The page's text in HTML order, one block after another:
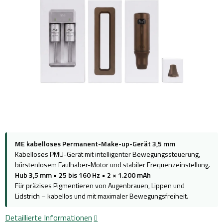
ME kabelloses Permanent-Make-up-Gerät 3,5 mm
Kabelloses PMU-Gerät mit intelligenter Bewegungssteuerung,
bürstenlosem Faulhaber-Motor und stabiler Frequenzeinstellung.
Hub 3,5 mm • 25 bis 160 Hz • 2 × 1.200 mAh
Für präzises Pigmentieren von Augenbrauen, Lippen und
Lidstrich – kabellos und mit maximaler Bewegungsfreiheit.
Detaillierte Informationen